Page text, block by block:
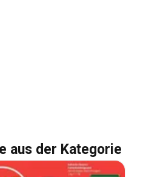
aus der Kategorie